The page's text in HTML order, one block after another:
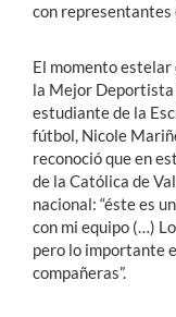
con representantes
El momento estelar
la Mejor Deportista
estudiante de la
fútbol, Nicole
reconoció que en
de la Católica de
nacional: “éste es
con mi equipo (…)
pero lo importante
compañeras”.